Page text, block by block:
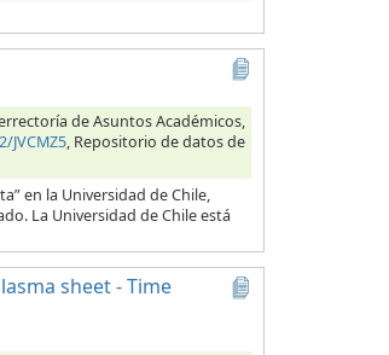
de Asuntos Académicos,
JVCMZ5, Repositorio de datos de
en la Universidad de Chile,
La Universidad de Chile está
sheet - Time